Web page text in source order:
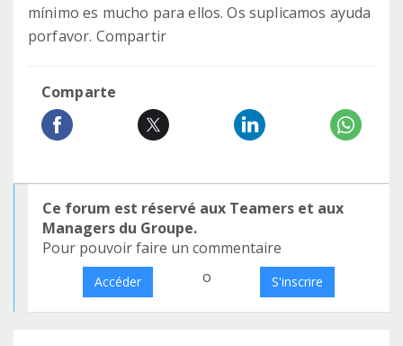
mínimo es mucho para ellos. Os suplicamos ayuda
porfavor. Compartir
Comparte
Ce forum est réservé aux Teamers et aux
Managers du Groupe.
Pour pouvoir faire un commentaire
Accéder o S'inscrire